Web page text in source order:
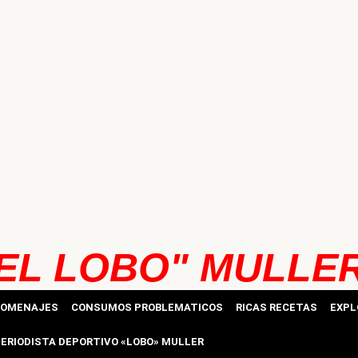
LOBO"
CONSUMOS PROBLEMATICOS RICAS RECETAS
DEPORTIVO «LOBO» MULLER